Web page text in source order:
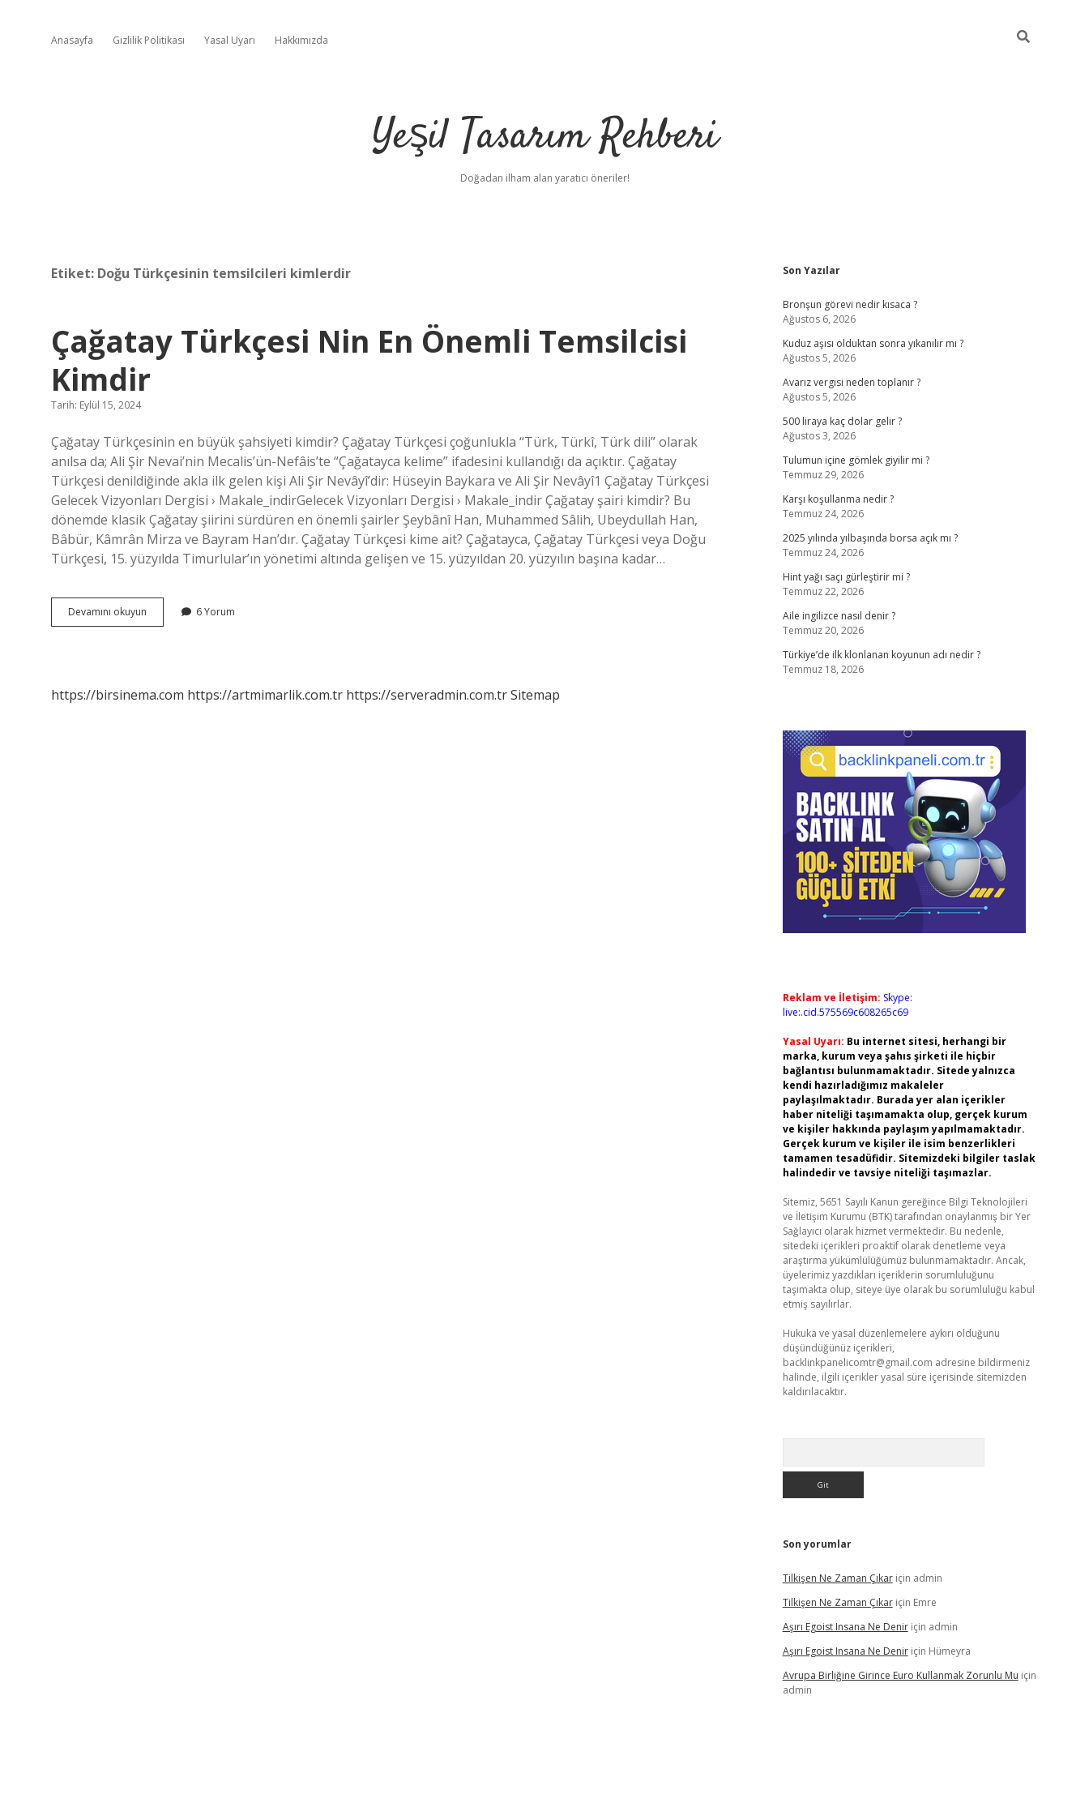
Anasayfa Gizlilik Politikası Yasal Uyarı Hakkımızda
Yeşil Tasarım Rehberi
Doğadan ilham alan yaratıcı öneriler!
Etiket: Doğu Türkçesinin temsilcileri kimlerdir
Çağatay Türkçesi Nin En Önemli Temsilcisi
Kimdir
Tarih: Eylül 15, 2024
Çağatay Türkçesinin en büyük şahsiyeti kimdir? Çağatay Türkçesi çoğunlukla “Türk, Türkî, Türk dili” olarak
anılsa da; Ali Şir Nevai’nin Mecalis’ün-Nefâis’te “Çağatayca kelime” ifadesini kullandığı da açıktır. Çağatay
Türkçesi denildiğinde akla ilk gelen kişi Ali Şir Nevâyî’dir: Hüseyin Baykara ve Ali Şir Nevâyî1 Çağatay Türkçesi
Gelecek Vizyonları Dergisi › Makale_indirGelecek Vizyonları Dergisi › Makale_indir Çağatay şairi kimdir? Bu
dönemde klasik Çağatay şiirini sürdüren en önemli şairler Şeybânî Han, Muhammed Sâlih, Ubeydullah Han,
Bâbür, Kâmrân Mirza ve Bayram Han’dır. Çağatay Türkçesi kime ait? Çağatayca, Çağatay Türkçesi veya Doğu
Türkçesi, 15. yüzyılda Timurlular’ın yönetimi altında gelişen ve 15. yüzyıldan 20. yüzyılın başına kadar…
Devamını okuyun Çağatay
Türkçesi
Kimdir
6 Yorum
https://birsinema.com https://artmimarlik.com.tr https://serveradmin.com.trSitemap
Sidebar
Son Yazılar
Bronşun görevi nedir kısaca ?
Ağustos 6, 2026
Kuduz aşısı olduktan sonra yıkanılır mı ?
Ağustos 5, 2026
Avarız vergisi neden toplanır ?
Ağustos 5, 2026
500 liraya kaç dolar gelir ?
Ağustos 3, 2026
Tulumun içine gömlek giyilir mi ?
Temmuz 29, 2026
Karşı koşullanma nedir ?
Temmuz 24, 2026
2025 yılında yılbaşında borsa açık mı ?
Temmuz 24, 2026
Hint yağı saçı gürleştirir mi ?
Temmuz 22, 2026
Aile ingilizce nasıl denir ?
Temmuz 20, 2026
Türkiye’de ilk klonlanan koyunun adı nedir ?
Temmuz 18, 2026
Reklam ve İletişim: Skype:
live:.cid.575569c608265c69
Yasal Uyarı: Bu internet sitesi, herhangi bir
marka, kurum veya şahıs şirketi ile hiçbir
bağlantısı bulunmamaktadır. Sitede yalnızca
kendi hazırladığımız makaleler
paylaşılmaktadır. Burada yer alan içerikler
haber niteliği taşımamakta olup, gerçek kurum
ve kişiler hakkında paylaşım yapılmamaktadır.
Gerçek kurum ve kişiler ile isim benzerlikleri
tamamen tesadüfidir. Sitemizdeki bilgiler taslak
halindedir ve tavsiye niteliği taşımazlar.
Sitemiz, 5651 Sayılı Kanun gereğince Bilgi Teknolojileri
ve İletişim Kurumu (BTK) tarafından onaylanmış bir Yer
Sağlayıcı olarak hizmet vermektedir. Bu nedenle,
sitedeki içerikleri proaktif olarak denetleme veya
araştırma yükümlülüğümüz bulunmamaktadır. Ancak,
üyelerimiz yazdıkları içeriklerin sorumluluğunu
taşımakta olup, siteye üye olarak bu sorumluluğu kabul
etmiş sayılırlar.
Hukuka ve yasal düzenlemelere aykırı olduğunu
düşündüğünüz içerikleri,
backlinkpanelicomtr@gmail.com adresine bildirmeniz
halinde, ilgili içerikler yasal süre içerisinde sitemizden
kaldırılacaktır.
Son yorumlar
Tilkişen Ne Zaman Çıkariçin admin
Tilkişen Ne Zaman Çıkariçin Emre
Aşırı Egoist Insana Ne Deniriçin admin
Aşırı Egoist Insana Ne Deniriçin Hümeyra
Avrupa Birliğine Girince Euro Kullanmak Zorunlu Mu için
admin